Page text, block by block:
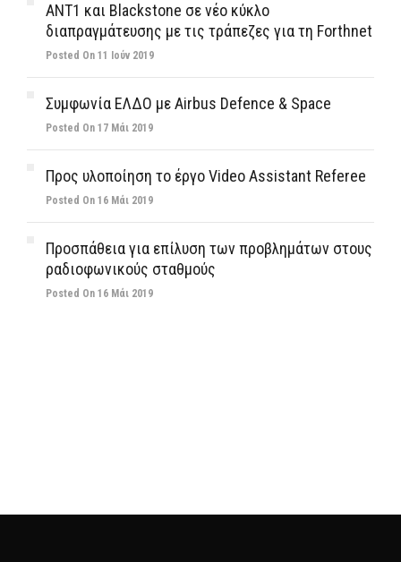
ΑΝΤ1 και Blackstone σε νέο κύκλο
διαπραγμάτευσης με τις τράπεζες για τη Forthnet
Posted On 11 Ιούν 2019
Συμφωνία ΕΛΔΟ με Airbus Defence & Space
Posted On 17 Μάι 2019
Προς υλοποίηση το έργο Video Assistant Referee
Posted On 16 Μάι 2019
Προσπάθεια για επίλυση των προβλημάτων στους
ραδιοφωνικούς σταθμούς
Posted On 16 Μάι 2019